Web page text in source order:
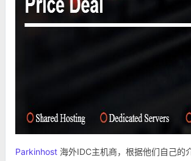
Parkinhost 海外IDC主机商，根据他们自己的